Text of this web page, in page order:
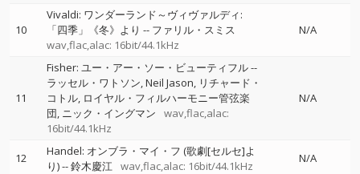
10
Vivaldi: ワンダーランド～ヴィヴァルディ:
「四季」《冬》より -- ファリル・スミス
wav,flac,alac: 16bit/44.1kHz
N/A
11
Fisher: ユー・アー・ソー・ビューティフル--
ラッセル・ワトソン Neil Jason リチャード・
コトル ロイヤル・フィルハーモニー管弦楽
団 ニック・イングマン
wav,flac,alac:
16bit/44.1kHz
N/A
12
Handel: オンブラ・マイ・フ (歌劇[セルセ]よ
り)--鈴木慶江 wav,flac,alac: 16bit/44.1kHz
N/A